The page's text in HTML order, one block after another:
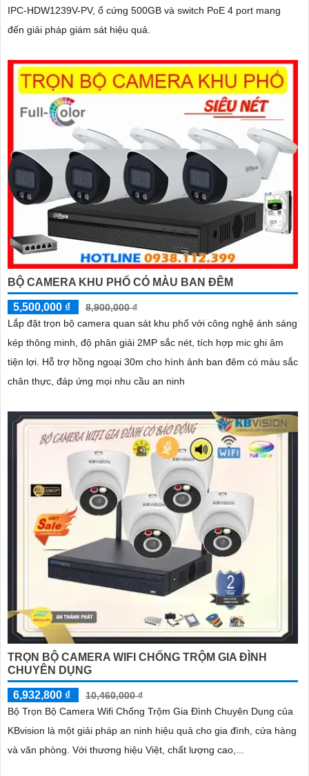
IPC-HDW1239V-PV, ổ cứng 500GB và switch PoE 4 port mang
đến giải pháp giám sát hiệu quả.
BỘ CAMERA KHU PHỐ CÓ MÀU BAN ĐÊM
5,500,000 ₫
8,900,000 ₫
Lắp đặt trọn bộ camera quan sát khu phố với công nghệ ánh sáng
kép thông minh, độ phân giải 2MP sắc nét, tích hợp mic ghi âm
tiện lợi. Hỗ trợ hồng ngoại 30m cho hình ảnh ban đêm có màu sắc
chân thực, đáp ứng mọi nhu cầu an ninh
TRỌN BỘ CAMERA WIFI CHỐNG TRỘM GIA ĐÌNH
CHUYÊN DỤNG
6,932,800 ₫
10,460,000 ₫
Bộ Trọn Bộ Camera Wifi Chống Trộm Gia Đình Chuyên Dụng của
KBvision là một giải pháp an ninh hiệu quả cho gia đình, cửa hàng
và văn phòng. Với thương hiệu Việt, chất lượng cao,...